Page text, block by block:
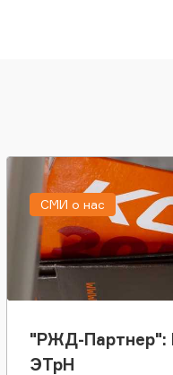
"РЖД-Партнер":
ЭТрН
СМИ о нас